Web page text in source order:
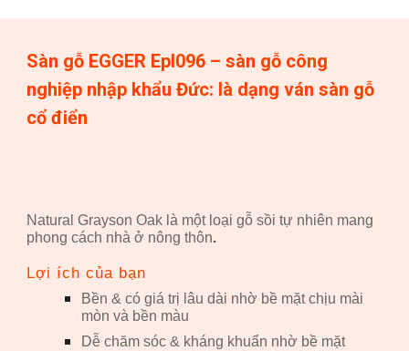
Sàn gỗ EGGER Epl096 – sàn gỗ công
nghiệp nhập khẩu Đức: là dạng ván sàn gỗ
cổ điển
Natural Grayson Oak là một loại gỗ sồi tự nhiên mang
phong cách nhà ở nông thôn.
Lợi ích của bạn
Bền & có giá trị lâu dài nhờ bề mặt chịu mài
mòn và bền màu
Dễ chăm sóc & kháng khuẩn nhờ bề mặt